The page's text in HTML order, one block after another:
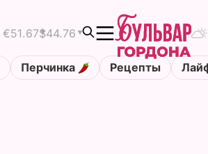
€51.67$44.76
Перчинка Рецепты